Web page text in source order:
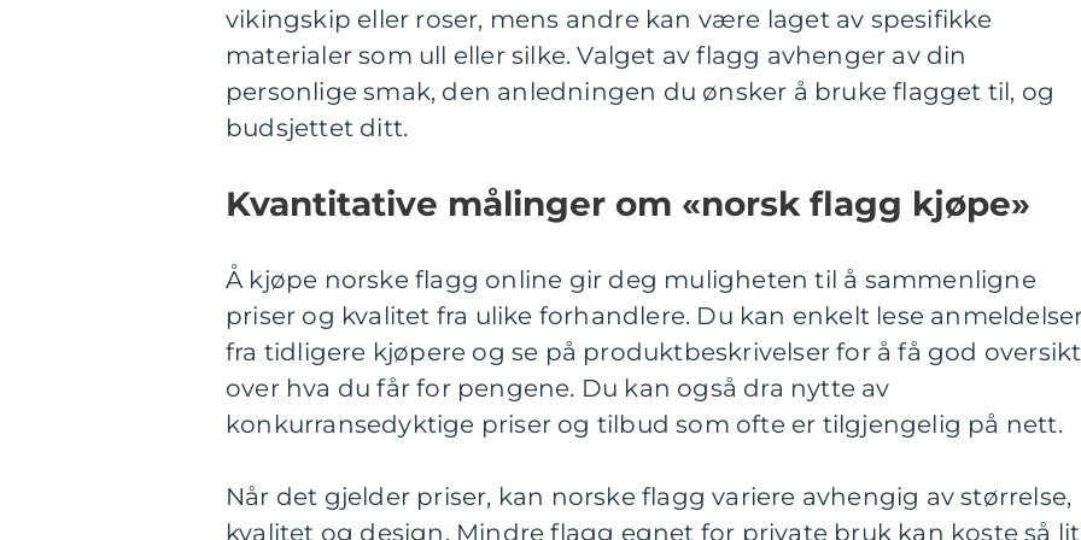
vikingskip eller roser, mens andre kan være laget av spesifikke
materialer som ull eller silke. Valget av flagg avhenger av din
personlige smak, den anledningen du ønsker å bruke flagget til, og
budsjettet ditt.
Kvantitative målinger om «norsk flagg kjøpe»
Å kjøpe norske flagg online gir deg muligheten til å sammenligne
priser og kvalitet fra ulike forhandlere. Du kan enkelt lese
fra tidligere kjøpere og se på produktbeskrivelser for å få god oversikt
over hva du får for pengene. Du kan også dra nytte av
konkurransedyktige priser og tilbud som ofte er tilgjengelig på nett.
Når det gjelder priser, kan norske flagg variere avhengig av størrelse,
kvalitet og design. Mindre flagg egnet for private bruk kan koste så